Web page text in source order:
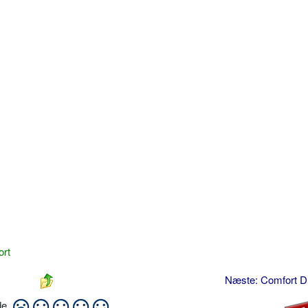
Næste: Comfort